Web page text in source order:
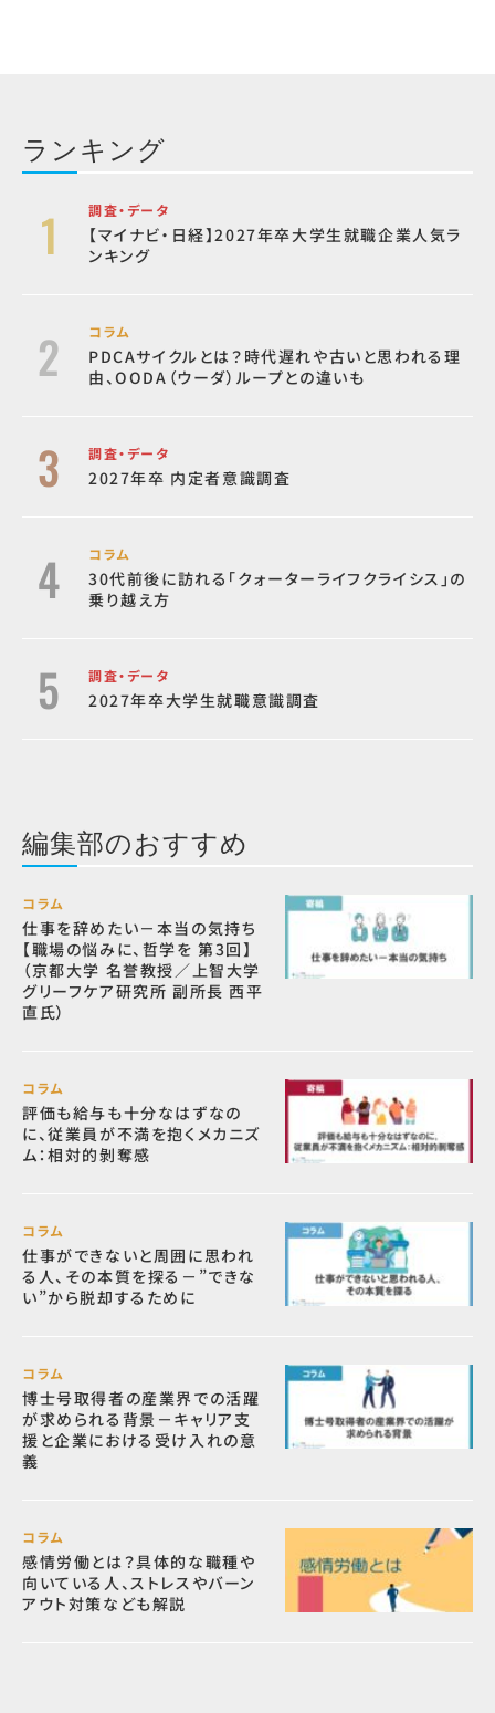
ランキング
調査・データ
【マイナビ・日経】2027年卒大学生就職企業人気ラ
ンキング
コラム
PDCAサイクルとは？時代遅れや古いと思われる理
由、OODA（ウーダ）ループとの違いも
調査・データ
2027年卒 内定者意識調査
コラム
30代前後に訪れる「クォーターライフクライシス」の
乗り越え方
調査・データ
2027年卒大学生就職意識調査
編集部のおすすめ
コラム
仕事を辞めたい－本当の気持ち
【職場の悩みに、哲学を 第3回】
（京都大学 名誉教授／上智大学
グリーフケア研究所 副所長 西平
直氏）
コラム
評価も給与も十分なはずなの
に、従業員が不満を抱くメカニズ
ム：相対的剝奪感
コラム
仕事ができないと周囲に思われ
る人、その本質を探る－”できな
い”から脱却するために
コラム
博士号取得者の産業界での活躍
が求められる背景－キャリア支
援と企業における受け入れの意
義
コラム
感情労働とは？具体的な職種や
向いている人、ストレスやバーン
アウト対策なども解説